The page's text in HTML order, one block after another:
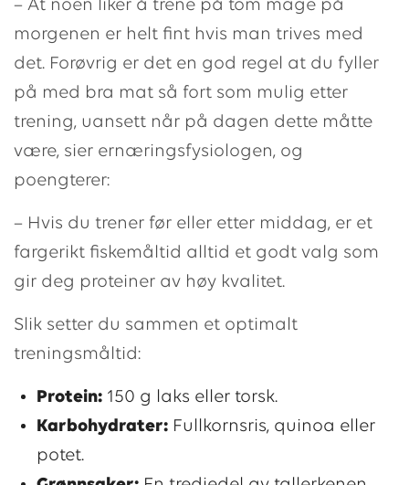
– At noen liker å trene på tom mage på
morgenen er helt fint hvis man trives med
det. Forøvrig er det en god regel at du fyller
på med bra mat så fort som mulig etter
trening, uansett når på dagen dette måtte
være, sier ernæringsfysiologen, og
poengterer:
– Hvis du trener før eller etter middag, er et
fargerikt fiskemåltid alltid et godt valg som
gir deg proteiner av høy kvalitet.
Slik setter du sammen et optimalt
treningsmåltid:
Protein: 150 g laks eller torsk.
Karbohydrater: Fullkornsris, quinoa eller
potet.